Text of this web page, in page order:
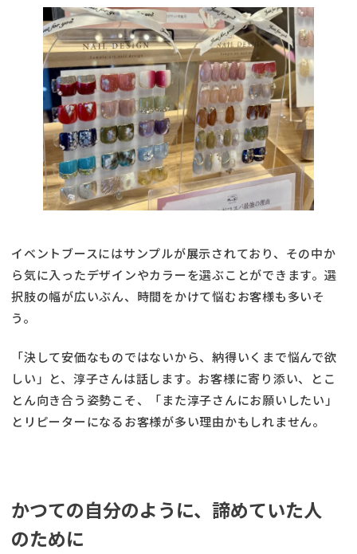
イベントブースにはサンプルが展示されており、その中か
ら気に入ったデザインやカラーを選ぶことができます。選
択肢の幅が広いぶん、時間をかけて悩むお客様も多いそ
う。
「決して安価なものではないから、納得いくまで悩んで欲
しい」と、淳子さんは話します。お客様に寄り添い、とこ
とん向き合う姿勢こそ、「また淳子さんにお願いしたい」
とリピーターになるお客様が多い理由かもしれません。
かつての自分のように、諦めていた人
のために